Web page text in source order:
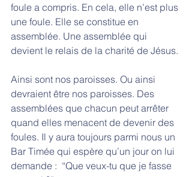
foule a compris. En cela, elle n’est plus
une foule. Elle se constitue en
assemblée. Une assemblée qui
devient le relais de la charité de Jésus.
Ainsi sont nos paroisses. Ou ainsi
devraient être nos paroisses. Des
assemblées que chacun peut arrêter
quand elles menacent de devenir des
foules. Il y aura toujours parmi nous un
Bar Timée qui espère qu’un jour on lui
demande :  “Que veux-tu que je fasse